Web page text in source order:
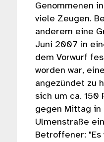
Genommenen
viele Zeugen.
anderem eine
Juni 2007 in
dem Vorwurf
worden war,
angezündet zu
sich um ca. 150
gegen Mittag in
Ulmenstraße
Betroffener: "Es